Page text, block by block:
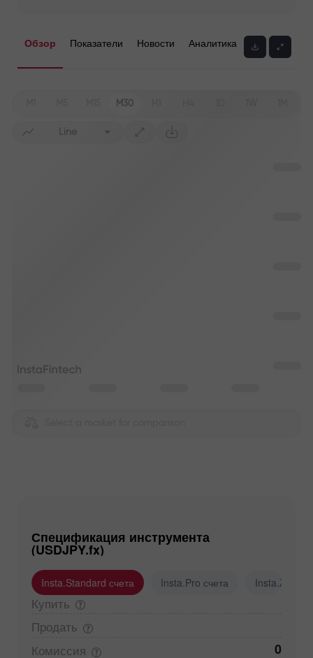
Обзор Показатели Новости Аналитика
M30
Line
Спецификация инструмента
(USDJPY.fx)
Insta.Standard счета Insta.Pro счета Insta.Zero
Купить
Продать
Комиссия
0